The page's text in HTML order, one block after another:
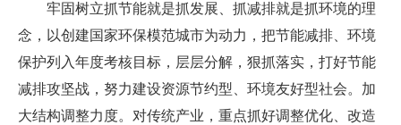
牢固树立抓节能就是抓发展、抓减排就是抓环境的理
念，以创建国家环保模范城市为动力，把节能减排、环境
保护列入年度考核目标，层层分解，狠抓落实，打好节能
减排攻坚战，努力建设资源节约型、环境友好型社会。加
大结构调整力度。对传统产业，重点抓好调整优化、改造